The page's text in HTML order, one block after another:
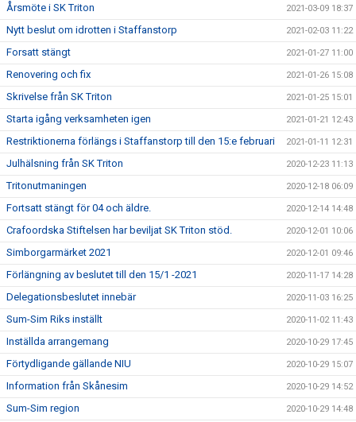
Årsmöte i SK Triton 2021-03-09 18:37
Nytt beslut om idrotten i Staffanstorp 2021-02-03 11:22
Forsatt stängt 2021-01-27 11:00
Renovering och fix 2021-01-26 15:08
Skrivelse från SK Triton 2021-01-25 15:01
Starta igång verksamheten igen 2021-01-21 12:43
Restriktionerna förlängs i Staffanstorp till den 15:e februari 2021-01-11 12:31
Julhälsning från SK Triton 2020-12-23 11:13
Tritonutmaningen 2020-12-18 06:09
Fortsatt stängt för 04 och äldre. 2020-12-14 14:48
Crafoordska Stiftelsen har beviljat SK Triton stöd. 2020-12-01 10:06
Simborgarmärket 2021 2020-12-01 09:46
Förlängning av beslutet till den 15/1 -2021 2020-11-17 14:28
Delegationsbeslutet innebär 2020-11-03 16:25
Sum-Sim Riks inställt 2020-11-02 11:43
Inställda arrangemang 2020-10-29 17:45
Förtydligande gällande NIU 2020-10-29 15:07
Information från Skånesim 2020-10-29 14:52
Sum-Sim region 2020-10-29 14:48